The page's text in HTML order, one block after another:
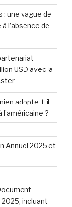
: une vague de
l’absence de
USD avec la
adopte-t-il
?
Annuel 2025 et
incluant